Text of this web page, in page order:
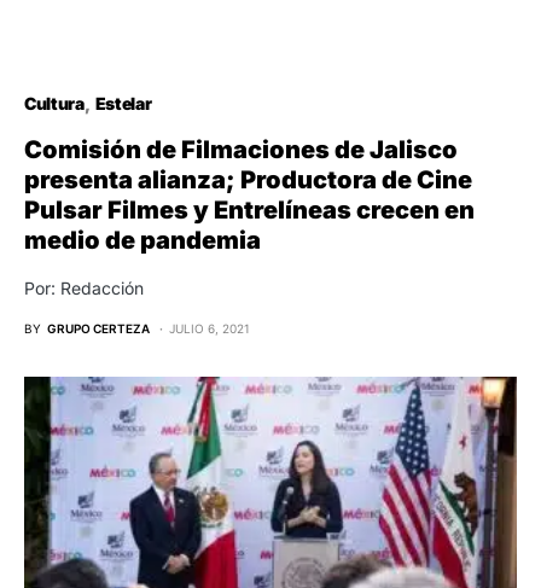
Cultura Estelar
Comisión de Filmaciones de Jalisco
presenta alianza; Productora de Cine
Pulsar Filmes y Entrelíneas crecen en
medio de pandemia
Por: Redacción
BY GRUPO CERTEZA JULIO 6, 2021